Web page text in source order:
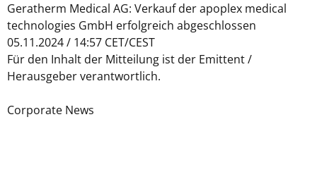
Geratherm Medical AG: Verkauf der apoplex medical
technologies GmbH erfolgreich abgeschlossen
05.11.2024 / 14:57 CET/CEST
Für den Inhalt der Mitteilung ist der Emittent /
Herausgeber verantwortlich.
Corporate News